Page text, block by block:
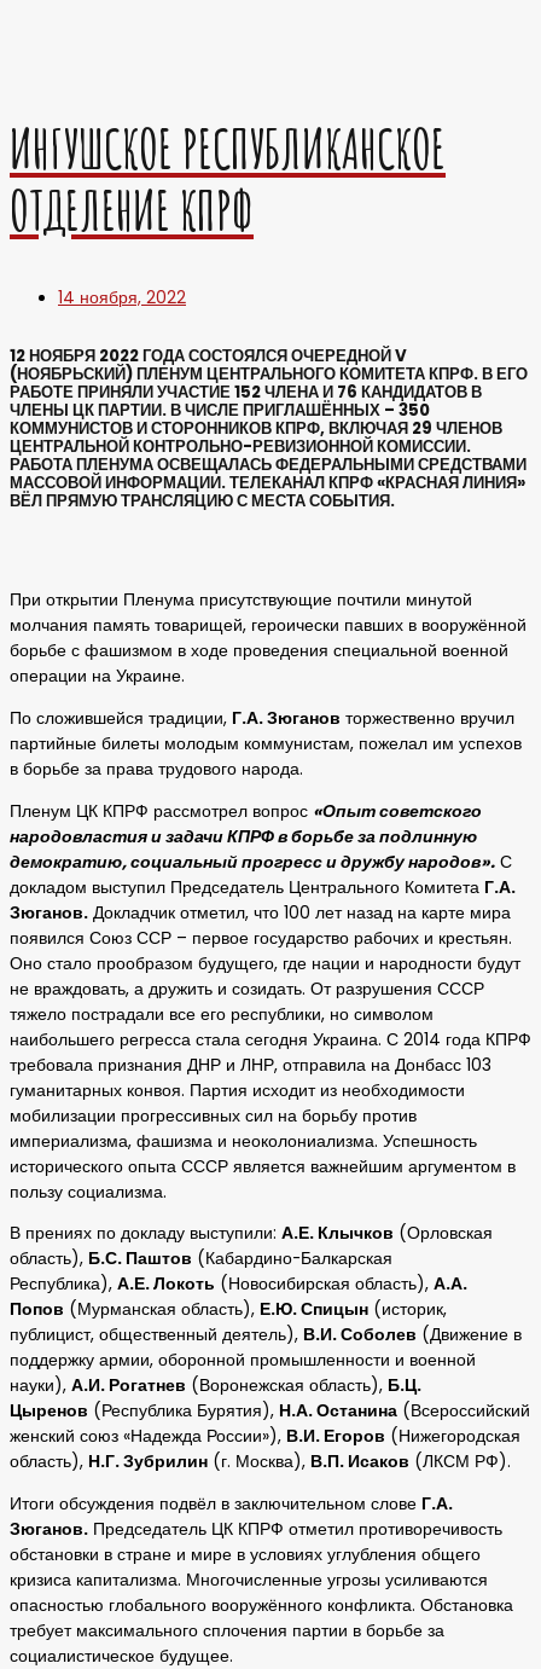
ИНГУШСКОЕ РЕСПУБЛИКАНСКОЕ
ОТДЕЛЕНИЕ КПРФ
14 ноября, 2022
12 НОЯБРЯ 2022 ГОДА СОСТОЯЛСЯ ОЧЕРЕДНОЙ V
(НОЯБРЬСКИЙ) ПЛЕНУМ ЦЕНТРАЛЬНОГО КОМИТЕТА КПРФ. В ЕГО
РАБОТЕ ПРИНЯЛИ УЧАСТИЕ 152 ЧЛЕНА И 76 КАНДИДАТОВ В
ЧЛЕНЫ ЦК ПАРТИИ. В ЧИСЛЕ ПРИГЛАШЁННЫХ – 350
КОММУНИСТОВ И СТОРОННИКОВ КПРФ, ВКЛЮЧАЯ 29 ЧЛЕНОВ
ЦЕНТРАЛЬНОЙ КОНТРОЛЬНО-РЕВИЗИОННОЙ КОМИССИИ.
РАБОТА ПЛЕНУМА ОСВЕЩАЛАСЬ ФЕДЕРАЛЬНЫМИ СРЕДСТВАМИ
МАССОВОЙ ИНФОРМАЦИИ. ТЕЛЕКАНАЛ КПРФ «КРАСНАЯ ЛИНИЯ»
ВЁЛ ПРЯМУЮ ТРАНСЛЯЦИЮ С МЕСТА СОБЫТИЯ.
При открытии Пленума присутствующие почтили минутой
молчания память товарищей, героически павших в вооружённой
борьбе с фашизмом в ходе проведения специальной военной
операции на Украине.
По сложившейся традиции, Г.А. Зюганов торжественно вручил
партийные билеты молодым коммунистам, пожелал им успехов
в борьбе за права трудового народа.
Пленум ЦК КПРФ рассмотрел вопрос «Опыт советского
народовластия и задачи КПРФ в борьбе за подлинную
демократию, социальный прогресс и дружбу народов». С
докладом выступил Председатель Центрального Комитета Г.А.
Зюганов. Докладчик отметил, что 100 лет назад на карте мира
появился Союз ССР – первое государство рабочих и крестьян.
Оно стало прообразом будущего, где нации и народности будут
не враждовать, а дружить и созидать. От разрушения СССР
тяжело пострадали все его республики, но символом
наибольшего регресса стала сегодня Украина. С 2014 года КПРФ
требовала признания ДНР и ЛНР, отправила на Донбасс 103
гуманитарных конвоя. Партия исходит из необходимости
мобилизации прогрессивных сил на борьбу против
империализма, фашизма и неоколониализма. Успешность
исторического опыта СССР является важнейшим аргументом в
пользу социализма.
В прениях по докладу выступили: А.Е. Клычков (Орловская
область), Б.С. Паштов (Кабардино-Балкарская
Республика), А.Е. Локоть (Новосибирская область), А.А.
Попов (Мурманская область), Е.Ю. Спицын (историк,
публицист, общественный деятель), В.И. Соболев (Движение в
поддержку армии, оборонной промышленности и военной
науки), А.И. Рогатнев (Воронежская область), Б.Ц.
Цыренов (Республика Бурятия), Н.А. Останина (Всероссийский
женский союз «Надежда России»), В.И. Егоров (Нижегородская
область), Н.Г. Зубрилин (г. Москва), В.П. Исаков (ЛКСМ РФ).
Итоги обсуждения подвёл в заключительном слове Г.А.
Зюганов. Председатель ЦК КПРФ отметил противоречивость
обстановки в стране и мире в условиях углубления общего
кризиса капитализма. Многочисленные угрозы усиливаются
опасностью глобального вооружённого конфликта. Обстановка
требует максимального сплочения партии в борьбе за
социалистическое будущее.